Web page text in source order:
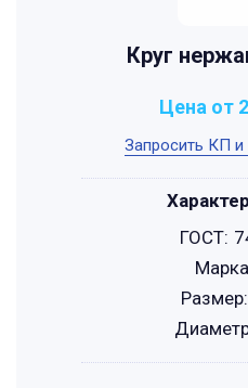
Круг
Запросить КП и
Цена от
ГОСТ:
Размер: